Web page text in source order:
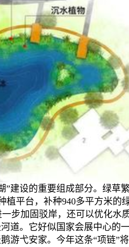
建设的重要组成部分。绿草
植平台，补种940多平方米的
步加固驳岸，还可以优化水
道。它好似国家会展中心的
游弋安家。今年这条“项链”